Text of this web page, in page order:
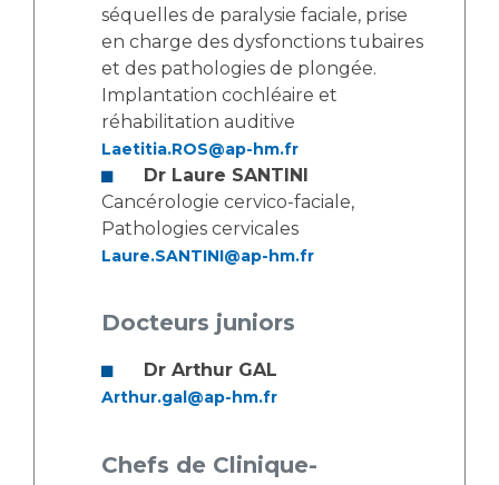
Sécurité
Les recherches en santé à l’AP-HM
Lieu de santé sans tabac
séquelles de paralysie faciale, prise
en charge des dysfonctions tubaires
et des pathologies de plongée.
Implantation cochléaire et
réhabilitation auditive
Laetitia.ROS@ap-hm.fr
Dr Laure SANTINI
Cancérologie cervico-faciale,
Pathologies cervicales
Laure.SANTINI@ap-hm.fr
Docteurs juniors
Dr Arthur GAL
Arthur.gal@ap-hm.fr
Chefs de Clinique-